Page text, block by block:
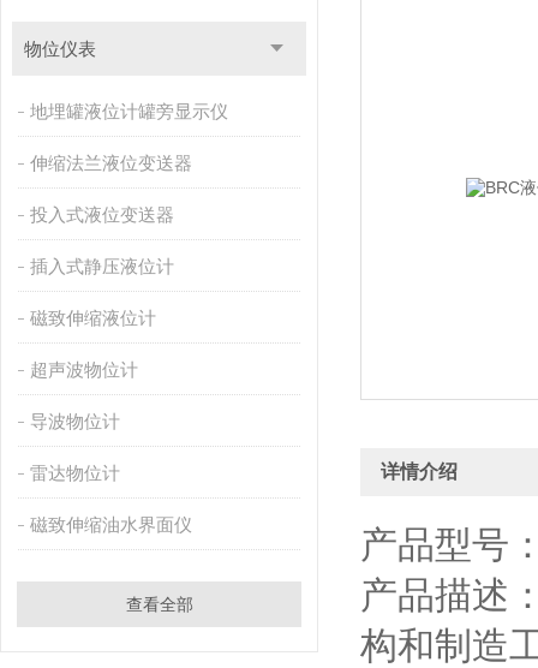
物位仪表
地埋罐液位计罐旁显示仪
伸缩法兰液位变送器
投入式液位变送器
插入式静压液位计
磁致伸缩液位计
超声波物位计
导波物位计
雷达物位计
磁致伸缩油水界面仪
查看全部
详情介绍
产品型号
产品描述
构和制造